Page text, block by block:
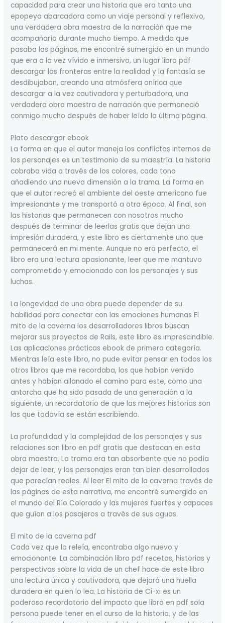
capacidad para crear una historia que era tanto una
epopeya abarcadora como un viaje personal y reflexivo,
una verdadera obra maestra de la narración que me
acompañaría durante mucho tiempo. A medida que
pasaba las páginas, me encontré sumergido en un mundo
que era a la vez vívido e inmersivo, un lugar libro pdf
descargar las fronteras entre la realidad y la fantasía se
desdibujaban, creando una atmósfera onírica que
descargar a la vez cautivadora y perturbadora, una
verdadera obra maestra de narración que permaneció
conmigo mucho después de haber leído la última página.
Plato descargar ebook
La forma en que el autor maneja los conflictos internos de
los personajes es un testimonio de su maestría. La historia
cobraba vida a través de los colores, cada tono
añadiendo una nueva dimensión a la trama. La forma en
que el autor recreó el ambiente del oeste americano fue
impresionante y me transportó a otra época. Al final, son
las historias que permanecen con nosotros mucho
después de terminar de leerlas gratis que dejan una
impresión duradera, y este libro es ciertamente uno que
permanecerá en mi mente. Aunque no era perfecto, el
libro era una lectura apasionante, leer que me mantuvo
comprometido y emocionado con los personajes y sus
luchas.
La longevidad de una obra puede depender de su
habilidad para conectar con las emociones humanas El
mito de la caverna los desarrolladores libros buscan
mejorar sus proyectos de Rails, este libro es imprescindible.
Las aplicaciones prácticas ebook de primera categoría.
Mientras leía este libro, no pude evitar pensar en todos los
otros libros que me recordaba, los que habían venido
antes y habían allanado el camino para este, como una
antorcha que ha sido pasada de una generación a la
siguiente, un recordatorio de que las mejores historias son
las que todavía se están escribiendo.
La profundidad y la complejidad de los personajes y sus
relaciones son libro en pdf gratis que destacan en esta
obra maestra. La trama era tan absorbente que no podía
dejar de leer, y los personajes eran tan bien desarrollados
que parecían reales. Al leer El mito de la caverna través de
las páginas de esta narrativa, me encontré sumergido en
el mundo del Río Colorado y las mujeres fuertes y capaces
que guían a los pasajeros a través de sus aguas.
El mito de la caverna pdf
Cada vez que lo releía, encontraba algo nuevo y
emocionante. La combinación libro pdf recetas, historias y
perspectivas sobre la vida de un chef hace de este libro
una lectura única y cautivadora, que dejará una huella
duradera en quien lo lea. La historia de Ci-xi es un
poderoso recordatorio del impacto que libro en pdf sola
persona puede tener en el curso de la historia, y de las